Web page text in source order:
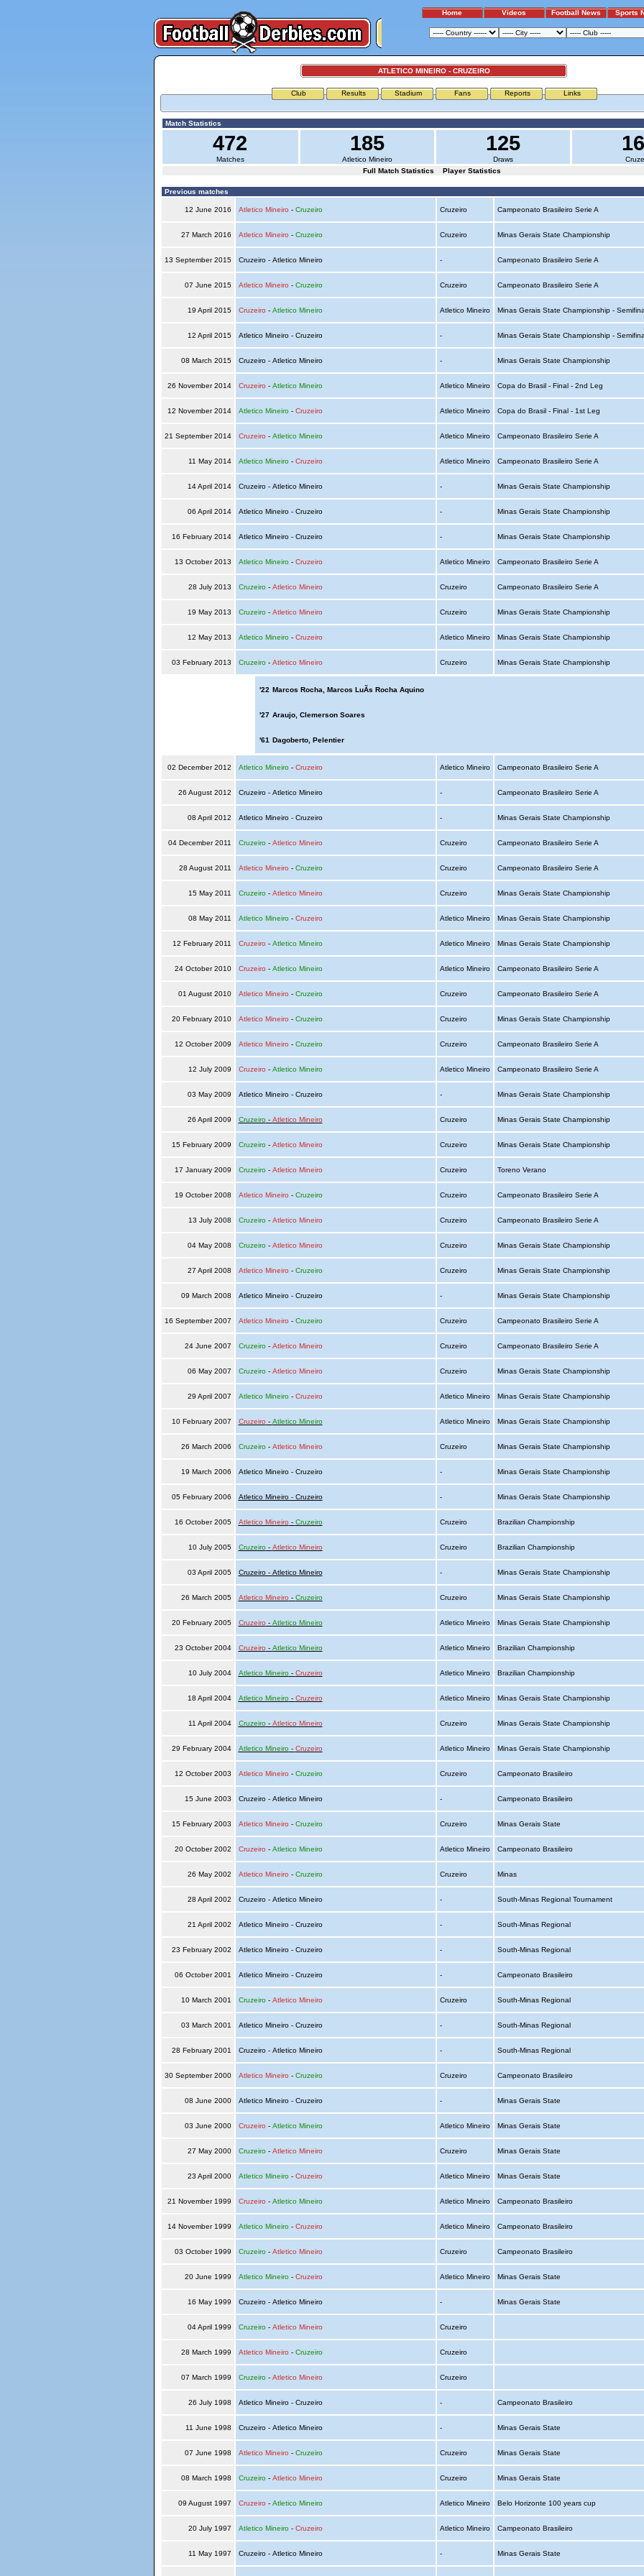
Home Videos Football News Sports
ATLETICO MINEIRO - CRUZEIRO
Club Results Stadium Fans Reports Links
Match Statistics
472
Matches
185
Atletico Mineiro
125
Draws
Full Match Statistics
Player Statistics
Previous matches
12 June 2016 Atletico Mineiro - Cruzeiro Cruzeiro Campeonato Brasileiro Serie A
27 March 2016 Atletico Mineiro - Cruzeiro Cruzeiro Minas Gerais State Championship
13 September 2015 Cruzeiro - Atletico Mineiro - Campeonato Brasileiro Serie A
07 June 2015 Atletico Mineiro - Cruzeiro Cruzeiro Campeonato Brasileiro Serie A
19 April 2015 Cruzeiro - Atletico Mineiro Atletico Mineiro Minas Gerais State Championship -
12 April 2015 Atletico Mineiro - Cruzeiro - Minas Gerais State Championship -
08 March 2015 Cruzeiro - Atletico Mineiro - Minas Gerais State Championship
26 November 2014 Cruzeiro - Atletico Mineiro Atletico Mineiro Copa do Brasil - Final - 2nd Leg
12 November 2014 Atletico Mineiro- Cruzeiro Atletico Mineiro Copa do Brasil - Final - 1st Leg
21 September 2014 Cruzeiro - Atletico Mineiro Atletico Mineiro Campeonato Brasileiro Serie A
11 May 2014 Atletico Mineiro- Cruzeiro Atletico Mineiro Campeonato Brasileiro Serie A
14 April 2014 Cruzeiro - Atletico Mineiro - Minas Gerais State Championship
06 April 2014 Atletico Mineiro - Cruzeiro - Minas Gerais State Championship
16 February 2014 Atletico Mineiro - Cruzeiro - Minas Gerais State Championship
13 October 2013 Atletico Mineiro- Cruzeiro Atletico Mineiro Campeonato Brasileiro Serie A
28 July 2013 Cruzeiro- Atletico Mineiro Cruzeiro Campeonato Brasileiro Serie A
19 May 2013 Cruzeiro- Atletico Mineiro Cruzeiro Minas Gerais State Championship
12 May 2013 Atletico Mineiro- Cruzeiro Atletico Mineiro Minas Gerais State Championship
03 February 2013 Cruzeiro- Atletico Mineiro Cruzeiro Minas Gerais State Championship
'22 Marcos Rocha, Marcos LuÃ­s Rocha Aquino
'27 Araujo, Clemerson Soares
'61 Dagoberto, Pelentier
02 December 2012 Atletico Mineiro- Cruzeiro Atletico Mineiro Campeonato Brasileiro Serie A
26 August 2012 Cruzeiro - Atletico Mineiro - Campeonato Brasileiro Serie A
08 April 2012 Atletico Mineiro - Cruzeiro - Minas Gerais State Championship
04 December 2011 Cruzeiro- Atletico Mineiro Cruzeiro Campeonato Brasileiro Serie A
28 August 2011 Atletico Mineiro - Cruzeiro Cruzeiro Campeonato Brasileiro Serie A
15 May 2011 Cruzeiro- Atletico Mineiro Cruzeiro Minas Gerais State Championship
08 May 2011 Atletico Mineiro- Cruzeiro Atletico Mineiro Minas Gerais State Championship
12 February 2011 Cruzeiro - Atletico Mineiro Atletico Mineiro Minas Gerais State Championship
24 October 2010 Cruzeiro - Atletico Mineiro Atletico Mineiro Campeonato Brasileiro Serie A
01 August 2010 Atletico Mineiro - Cruzeiro Cruzeiro Campeonato Brasileiro Serie A
20 February 2010 Atletico Mineiro - Cruzeiro Cruzeiro Minas Gerais State Championship
12 October 2009 Atletico Mineiro - Cruzeiro Cruzeiro Campeonato Brasileiro Serie A
12 July 2009 Cruzeiro - Atletico Mineiro Atletico Mineiro Campeonato Brasileiro Serie A
03 May 2009 Atletico Mineiro - Cruzeiro - Minas Gerais State Championship
26 April 2009 Cruzeiro- Atletico Mineiro Cruzeiro Minas Gerais State Championship
15 February 2009 Cruzeiro- Atletico Mineiro Cruzeiro Minas Gerais State Championship
17 January 2009 Cruzeiro- Atletico Mineiro Cruzeiro Toreno Verano
19 October 2008 Atletico Mineiro - Cruzeiro Cruzeiro Campeonato Brasileiro Serie A
13 July 2008 Cruzeiro- Atletico Mineiro Cruzeiro Campeonato Brasileiro Serie A
04 May 2008 Cruzeiro- Atletico Mineiro Cruzeiro Minas Gerais State Championship
27 April 2008 Atletico Mineiro - Cruzeiro Cruzeiro Minas Gerais State Championship
09 March 2008 Atletico Mineiro - Cruzeiro - Minas Gerais State Championship
16 September 2007 Atletico Mineiro - Cruzeiro Cruzeiro Campeonato Brasileiro Serie A
24 June 2007 Cruzeiro- Atletico Mineiro Cruzeiro Campeonato Brasileiro Serie A
06 May 2007 Cruzeiro- Atletico Mineiro Cruzeiro Minas Gerais State Championship
29 April 2007 Atletico Mineiro- Cruzeiro Atletico Mineiro Minas Gerais State Championship
10 February 2007 Cruzeiro - Atletico Mineiro Atletico Mineiro Minas Gerais State Championship
26 March 2006 Cruzeiro- Atletico Mineiro Cruzeiro Minas Gerais State Championship
19 March 2006 Atletico Mineiro - Cruzeiro - Minas Gerais State Championship
05 February 2006 Atletico Mineiro - Cruzeiro - Minas Gerais State Championship
16 October 2005 Atletico Mineiro - Cruzeiro Cruzeiro Brazilian Championship
10 July 2005 Cruzeiro- Atletico Mineiro Cruzeiro Brazilian Championship
03 April 2005 Cruzeiro - Atletico Mineiro - Minas Gerais State Championship
26 March 2005 Atletico Mineiro - Cruzeiro Cruzeiro Minas Gerais State Championship
20 February 2005 Cruzeiro - Atletico Mineiro Atletico Mineiro Minas Gerais State Championship
23 October 2004 Cruzeiro - Atletico Mineiro Atletico Mineiro Brazilian Championship
10 July 2004 Atletico Mineiro- Cruzeiro Atletico Mineiro Brazilian Championship
18 April 2004 Atletico Mineiro- Cruzeiro Atletico Mineiro Minas Gerais State Championship
11 April 2004 Cruzeiro- Atletico Mineiro Cruzeiro Minas Gerais State Championship
29 February 2004 Atletico Mineiro- Cruzeiro Atletico Mineiro Minas Gerais State Championship
12 October 2003 Atletico Mineiro - Cruzeiro Cruzeiro Campeonato Brasileiro
15 June 2003 Cruzeiro - Atletico Mineiro - Campeonato Brasileiro
15 February 2003 Atletico Mineiro - Cruzeiro Cruzeiro Minas Gerais State
20 October 2002 Cruzeiro - Atletico Mineiro Atletico Mineiro Campeonato Brasileiro
26 May 2002 Atletico Mineiro - Cruzeiro Cruzeiro Minas
28 April 2002 Cruzeiro - Atletico Mineiro - South-Minas Regional Tournament
21 April 2002 Atletico Mineiro - Cruzeiro - South-Minas Regional
23 February 2002 Atletico Mineiro - Cruzeiro - South-Minas Regional
06 October 2001 Atletico Mineiro - Cruzeiro - Campeonato Brasileiro
10 March 2001 Cruzeiro- Atletico Mineiro Cruzeiro South-Minas Regional
03 March 2001 Atletico Mineiro - Cruzeiro - South-Minas Regional
28 February 2001 Cruzeiro - Atletico Mineiro - South-Minas Regional
30 September 2000 Atletico Mineiro - Cruzeiro Cruzeiro Campeonato Brasileiro
08 June 2000 Atletico Mineiro - Cruzeiro - Minas Gerais State
03 June 2000 Cruzeiro - Atletico Mineiro Atletico Mineiro Minas Gerais State
27 May 2000 Cruzeiro- Atletico Mineiro Cruzeiro Minas Gerais State
23 April 2000 Atletico Mineiro- Cruzeiro Atletico Mineiro Minas Gerais State
21 November 1999 Cruzeiro - Atletico Mineiro Atletico Mineiro Campeonato Brasileiro
14 November 1999 Atletico Mineiro- Cruzeiro Atletico Mineiro Campeonato Brasileiro
03 October 1999 Cruzeiro- Atletico Mineiro Cruzeiro Campeonato Brasileiro
20 June 1999 Atletico Mineiro- Cruzeiro Atletico Mineiro Minas Gerais State
16 May 1999 Cruzeiro - Atletico Mineiro - Minas Gerais State
04 April 1999 Cruzeiro- Atletico Mineiro Cruzeiro
28 March 1999 Atletico Mineiro - Cruzeiro Cruzeiro
07 March 1999 Cruzeiro- Atletico Mineiro Cruzeiro
26 July 1998 Atletico Mineiro - Cruzeiro - Campeonato Brasileiro
11 June 1998 Cruzeiro - Atletico Mineiro - Minas Gerais State
07 June 1998 Atletico Mineiro - Cruzeiro Cruzeiro Minas Gerais State
08 March 1998 Cruzeiro- Atletico Mineiro Cruzeiro Minas Gerais State
09 August 1997 Cruzeiro - Atletico Mineiro Atletico Mineiro Belo Horizonte 100 years cup
20 July 1997 Atletico Mineiro- Cruzeiro Atletico Mineiro Campeonato Brasileiro
11 May 1997 Cruzeiro - Atletico Mineiro - Minas Gerais State